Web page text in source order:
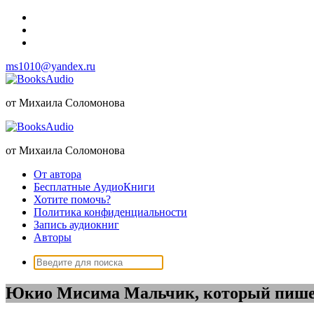
Перейти
содержимому
ms1010@yandex.ru
от Михаила Соломонова
от Михаила Соломонова
От автора
Бесплатные АудиоКниги
Хотите помочь?
Политика конфиденциальности
Запись аудиокниг
Авторы
Поиск:
Юкио Мисима Мальчик, который